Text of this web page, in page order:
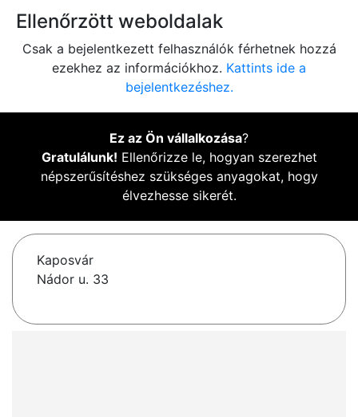
Ellenőrzött weboldalak
Csak a bejelentkezett felhasználók férhetnek hozzá
ezekhez az információkhoz. Kattints ide a
bejelentkezéshez.
Ez az Ön vállalkozása?
Gratulálunk! Ellenőrizze le, hogyan szerezhet
népszerűsítéshez szükséges anyagokat, hogy
élvezhesse sikerét.
Kaposvár
Nádor u. 33